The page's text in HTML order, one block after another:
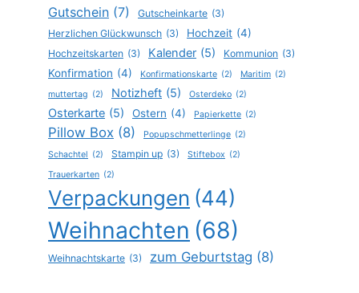
Gutschein (7) Gutscheinkarte (3)
Herzlichen Glückwunsch (3) Hochzeit (4)
Hochzeitskarten (3) Kalender (5) Kommunion (3)
Konfirmation (4) Konfirmationskarte (2) Maritim (2)
muttertag (2) Notizheft (5) Osterdeko (2)
Osterkarte (5) Ostern (4) Papierkette (2)
Pillow Box (8) Popupschmetterlinge (2)
Schachtel (2) Stampin up (3) Stiftebox (2)
Trauerkarten (2)
Verpackungen (44)
Weihnachten (68)
Weihnachtskarte (3) zum Geburtstag (8)